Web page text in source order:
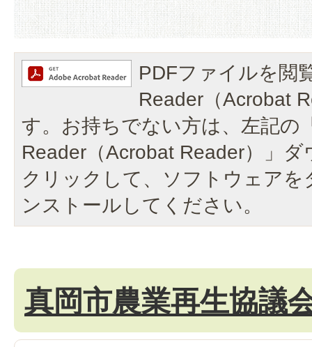
PDFファイルを閲
Reader（Acrobat
す。お持ちでない方は、左記の
Reader（Acrobat Reader）」
クリックして、ソフトウェア
ンストールしてください。
真岡市農業再生協議